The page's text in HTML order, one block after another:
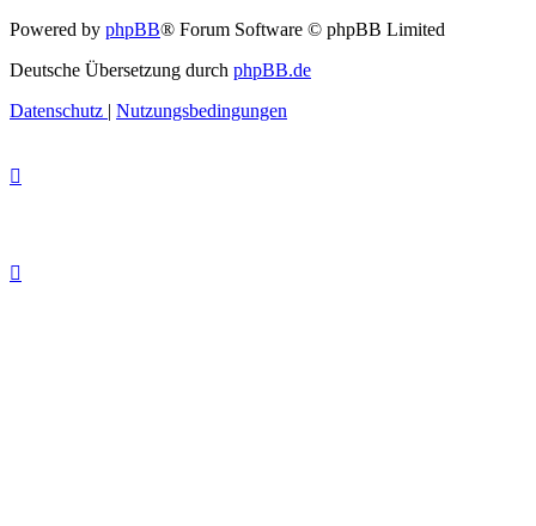
Powered by phpBB® Forum Software © phpBB Limited
Deutsche Übersetzung durch phpBB.de
Datenschutz | Nutzungsbedingungen